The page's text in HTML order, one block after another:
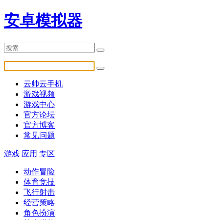
安卓模拟器
云帅云手机
游戏视频
游戏中心
官方论坛
官方博客
常见问题
游戏 应用 专区
动作冒险
体育竞技
飞行射击
经营策略
角色扮演